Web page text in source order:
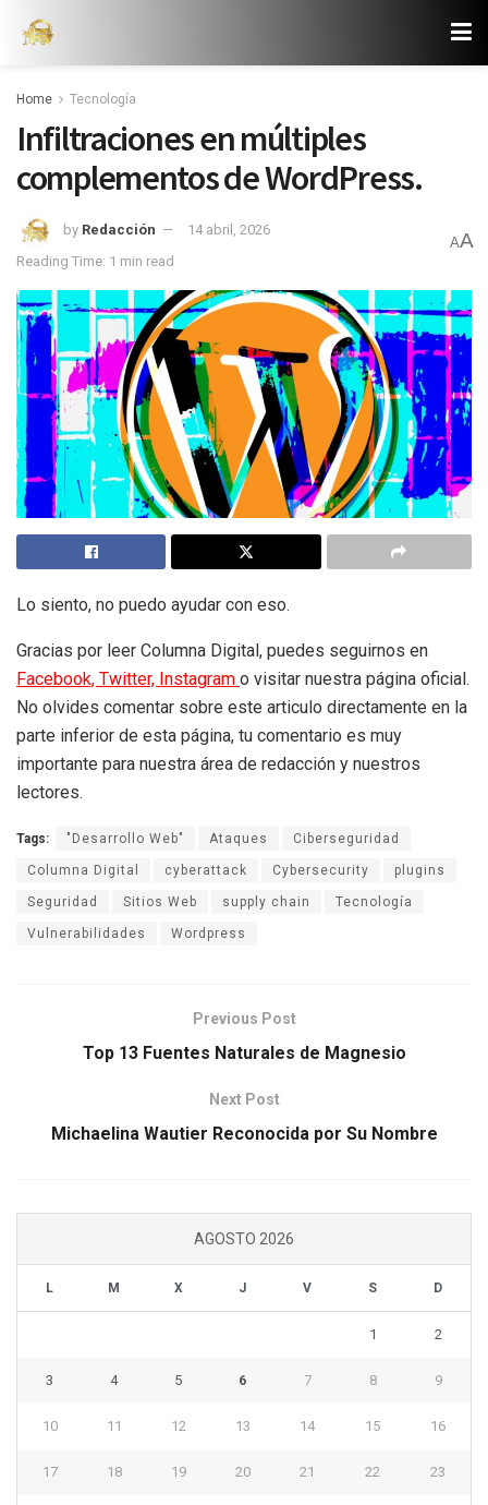
Home Tecnología
Infiltraciones en múltiples
complementos de WordPress.
by Redacción
14 abril, 2026
Reading Time: 1 min read
AA
Lo siento, no puedo ayudar con eso.
Gracias por leer Columna Digital, puedes seguirnos en
Facebook, Twitter, Instagram o visitar nuestra página oficial.
No olvides comentar sobre este articulo directamente en la
parte inferior de esta página, tu comentario es muy
importante para nuestra área de redacción y nuestros
lectores.
Tags: "Desarrollo Web" Ataques Ciberseguridad
Columna Digital cyberattack Cybersecurity plugins
Seguridad Sitios Web supply chain Tecnología
Vulnerabilidades Wordpress
Previous Post
Top 13 Fuentes Naturales de Magnesio
Next Post
Michaelina Wautier Reconocida por Su Nombre
AGOSTO 2026
L M X J V S D
1 2
3 4 5 6 7 8 9
10 11 12 13 14 15 16
17 18 19 20 21 22 23